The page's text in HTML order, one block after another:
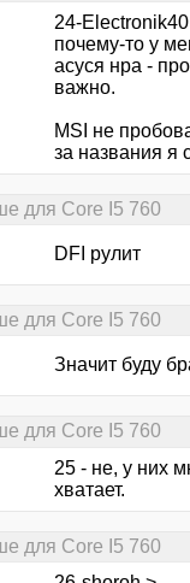
24-
почему-то у
асуся нра -
важно.
MSI не
за названия я
для Core I5 760
DFI рулит
для Core I5 760
Значит буду
для Core I5 760
25 - не, у них
хватает.
для Core I5 760